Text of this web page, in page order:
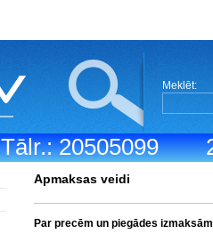
Tālr.: 20505099
Meklēt:
Apmaksas veidi
Par precēm un piegādes